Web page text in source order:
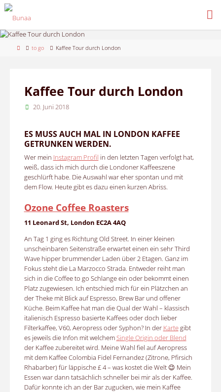
Skip
to
Hometo go Kaffee Tour durch London
Kaffee Tour durch London
20. Juni 2018
ES MUSS AUCH MAL IN LONDON KAFFEE
GETRUNKEN WERDEN.
Wer mein Instagram Profil in den letzten Tagen verfolgt hat,
weiß, dass ich mich durch die Londoner Kaffeeszene
geschlürft habe. Die Auswahl war eher spontan und mit
dem Flow. Heute gibt es dazu einen kurzen Abriss.
Ozone Coffee Roasters
11 Leonard St, London EC2A 4AQ
An Tag 1 ging es Richtung Old Street. In einer kleinen
unscheinbaren Seitenstraße erwartet einen ein sehr Third
Wave hipper brummender Laden über 2 Etagen. Ganz im
Fokus steht die La Marzocco Strada. Entweder reiht man
sich in die Coffee to go Schlange ein oder bekommt einen
Platz zugewiesen. Ich entschied mich für ein Plätzchen an
der Theke mit Blick auf Espresso, Brew Bar und offener
Küche. Beim Kaffee hat man die Qual der Wahl – klassisch
italienisch Espresso basierte Kaffees oder doch lieber
Filterkaffee, V60, Aeropress oder Syphon? In der Kartegibt
es jeweils die Infon mit welchemSingle Origin oder Blend
der Kaffee zubereitet wird. Meine Wahl fiel auf Aeropress
mit dem Kaffee Colombia Fidel Fernandez (Zitrone, Pfirsich
Rhabarber) für läppische £ 4 – was kostet die Welt 😉 Mein
Essen war dann tatsächlich schneller bei mir als der Kaffee.
Dafür konnte ich an der Bar zugucken, wie mein Kaffee